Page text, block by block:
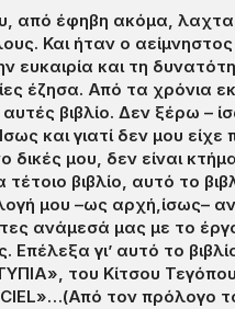
από έφηβη ακόμα,
Και ήταν ο αείμνηστος
ευκαιρία και τη
έζησα. Από τα χρόνια
βιβλίο. Δεν ξέρω –
και γιατί δεν μου
μου, δεν είναι
βιβλίο, αυτό το
μου –ως αρχή,ίσως–
ανάμεσά μας με το
γι’ αυτό το
του Κίτσου
τον πρόλογο